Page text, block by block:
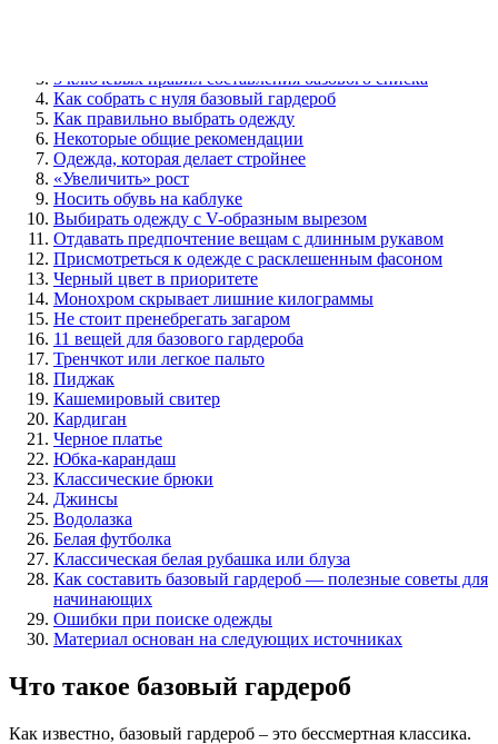
5 ключевых правил составления базового списка
Как собрать с нуля базовый гардероб
Как правильно выбрать одежду
Некоторые общие рекомендации
Одежда, которая делает стройнее
«Увеличить» рост
Носить обувь на каблуке
Выбирать одежду с V-образным вырезом
Отдавать предпочтение вещам с длинным рукавом
Присмотреться к одежде с расклешенным фасоном
Черный цвет в приоритете
Монохром скрывает лишние килограммы
Не стоит пренебрегать загаром
11 вещей для базового гардероба
Тренчкот или легкое пальто
Пиджак
Кашемировый свитер
Кардиган
Черное платье
Юбка-карандаш
Классические брюки
Джинсы
Водолазка
Белая футболка
Классическая белая рубашка или блуза
Как составить базовый гардероб — полезные советы для
начинающих
Ошибки при поиске одежды
Материал основан на следующих источниках
Что такое базовый гардероб
Как известно, базовый гардероб – это бессмертная классика.